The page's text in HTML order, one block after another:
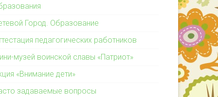
Город. Образование
педагогических работников
музей воинской славы «Патриот»
«Внимание дети»
задаваемые вопросы